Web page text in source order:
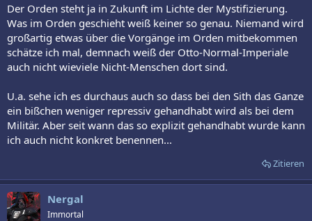
Der Orden steht ja in Zukunft im Lichte der Mystifizierung.
Was im Orden geschieht weiß keiner so genau. Niemand wird
großartig etwas über die Vorgänge im Orden mitbekommen
schätze ich mal, demnach weiß der Otto-Normal-Imperiale
auch nicht wieviele Nicht-Menschen dort sind.
U.a. sehe ich es durchaus auch so dass bei den Sith das Ganze
ein bißchen weniger repressiv gehandhabt wird als bei dem
Militär. Aber seit wann das so explizit gehandhabt wurde kann
ich auch nicht konkret benennen...
Zitieren
Nergal
Immortal